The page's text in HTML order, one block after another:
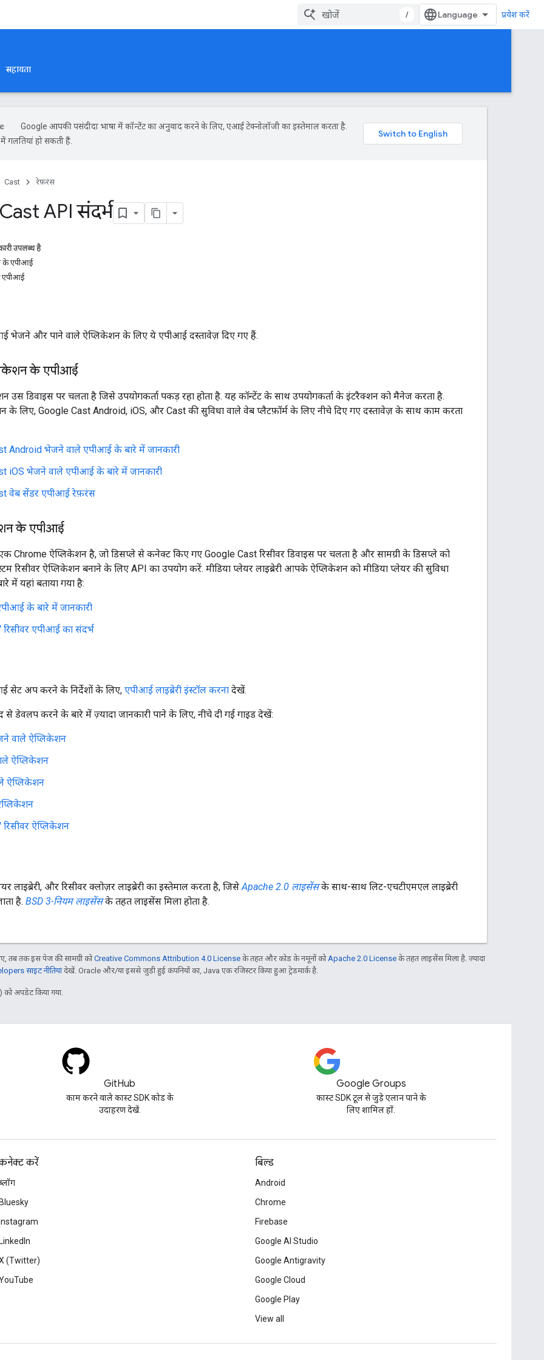
/ प्रवेश करें
सहायता
Google आपकी पसंदीदा भाषा में कॉन्टेंट का अनुवाद करने के लिए, एआई टेक्नोलॉजी का इस्तेमाल करता है.
गलतियां हो सकती हैं.
Cast रेफ़रंस
API संदर्भ
उपलब्ध है
के एपीआई
एपीआई
भेजने और पाने वाले ऐप्लिकेशन के लिए ये एपीआई दस्तावेज़ दिए गए हैं.
के एपीआई
उस डिवाइस पर चलता है जिसे उपयोगकर्ता पकड़ रहा होता है. यह कॉन्टेंट के साथ उपयोगकर्ता के इंटरैक्शन को मैनेज करता है.
के लिए, Google Cast Android, iOS, और Cast की सुविधा वाले वेब प्लैटफ़ॉर्म के लिए नीचे दिए गए दस्तावेज़ के साथ काम करता
Android भेजने वाले एपीआई के बारे में जानकारी
iOS भेजने वाले एपीआई के बारे में जानकारी
वेब सेंडर एपीआई रेफ़रंस
के एपीआई
एक Chrome ऐप्लिकेशन है, जो डिसप्ले से कनेक्ट किए गए Google Cast रिसीवर डिवाइस पर चलता है और सामग्री के डिसप्ले को
रिसीवर ऐप्लिकेशन बनाने के लिए API का उपयोग करें. मीडिया प्लेयर लाइब्रेरी आपके ऐप्लिकेशन को मीडिया प्लेयर की सुविधा
में यहां बताया गया है:
के बारे में जानकारी
रिसीवर एपीआई का संदर्भ
सेट अप करने के निर्देशों के लिए, एपीआई लाइब्रेरी इंस्टॉल करना देखें.
से डेवलप करने के बारे में ज़्यादा जानकारी पाने के लिए, नीचे दी गई गाइड देखें:
वाले ऐप्लिकेशन
ऐप्लिकेशन
ऐप्लिकेशन
रिसीवर ऐप्लिकेशन
लाइब्रेरी, और रिसीवर क्लोज़र लाइब्रेरी का इस्तेमाल करता है, जिसेApache 2.0 लाइसेंसके साथ-साथ लिट-एचटीएमएल लाइब्रेरी
है. BSD 3-नियम लाइसेंसके तहत लाइसेंस मिला होता है.
तब तक इस पेज की सामग्री कोCreative Commons Attribution 4.0 License के तहत और कोड के नमूनों को Apache 2.0 License के तहत लाइसेंस मिला है. ज़्यादा
साइट नीतियांदेखें. Oracle और/या इससे जुड़ी हुई कंपनियों का, Java एक रजिस्टर किया हुआ ट्रेडमार्क है.
को अपडेट किया गया.
GitHub
काम करने वाले कास्ट SDK कोड के
उदाहरण देखें.
Google Groups
कास्ट SDK टूल से जुड़े एलान पाने के
लिए शामिल हों.
करें
Bluesky
Instagram
LinkedIn
(Twitter)
बिल्ड
Android
Chrome
Firebase
Google AI Studio
Google Antigravity
Google Cloud
Google Play
View all